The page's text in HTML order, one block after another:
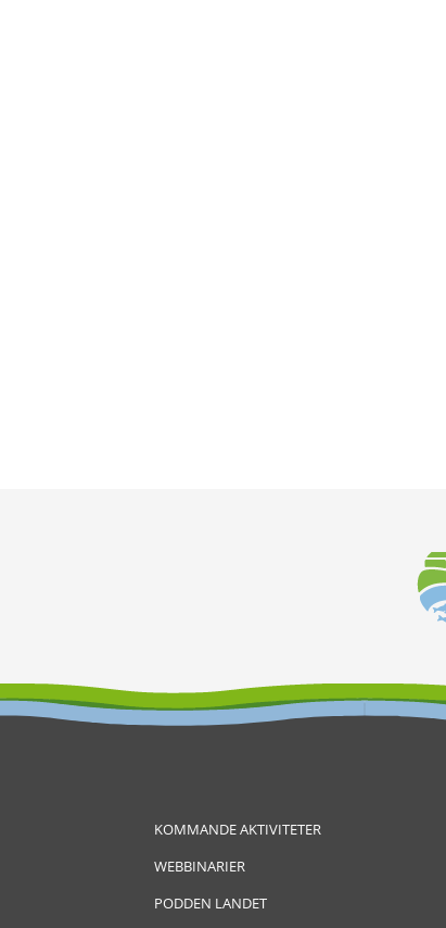
KOMMANDE AKTIVITETER
WEBBINARIER
PODDEN LANDET